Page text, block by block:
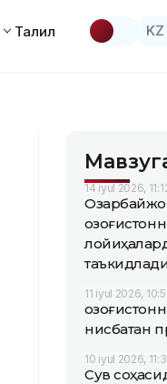
Таҳлил KZ
14 iyul 2026,
11 iyul 2026,
нисбатан
10 iyul 2026,
Сув